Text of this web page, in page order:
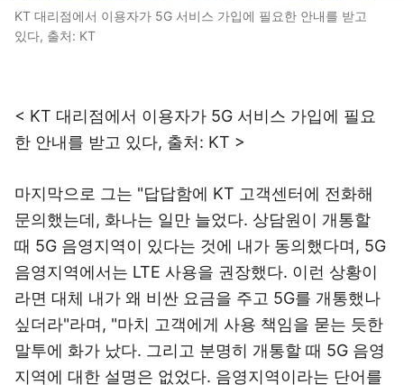
KT 대리점에서 이용자가 5G 서비스 가입에 필요한 안내를 받고
있다, 출처: KT
< KT 대리점에서 이용자가 5G 서비스 가입에 필요
한 안내를 받고 있다, 출처: KT >
마지막으로 그는 "답답함에 KT 고객센터에 전화해
문의했는데, 화나는 일만 늘었다. 상담원이 개통할
때 5G 음영지역이 있다는 것에 내가 동의했다며, 5G
음영지역에서는 LTE 사용을 권장했다. 이런 상황이
라면 대체 내가 왜 비싼 요금을 주고 5G를 개통했나
싶더라"라며, "마치 고객에게 사용 책임을 묻는 듯한
말투에 화가 났다. 그리고 분명히 개통할 때 5G 음영
지역에 대한 설명은 없었다. 음영지역이라는 단어를